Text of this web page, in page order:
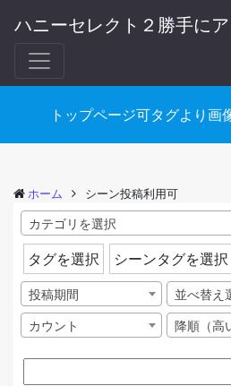
ハニーセレクト２勝手に
トップページ可タグより画
ホーム シーン投稿利用可
カテゴリを選択
タグを選択 シーンタグを選択
投稿期間 並べ替え
カウント 降順（高